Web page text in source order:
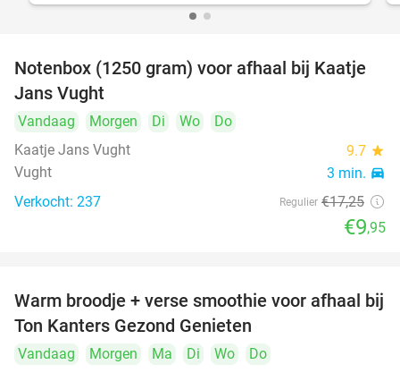
42%
Notenbox (1250 gram) voor afhaal bij Kaatje
Jans Vught
Vandaag Morgen Di Wo
Do
Kaatje Jans Vught
9.7 star
Vught 3 min. directions_car
Verkocht: 237 Regulier €17,25
€9,95
43%
Warm broodje + verse smoothie voor afhaal bij
Ton Kanters Gezond Genieten
Vandaag Morgen Ma Di Wo
Do